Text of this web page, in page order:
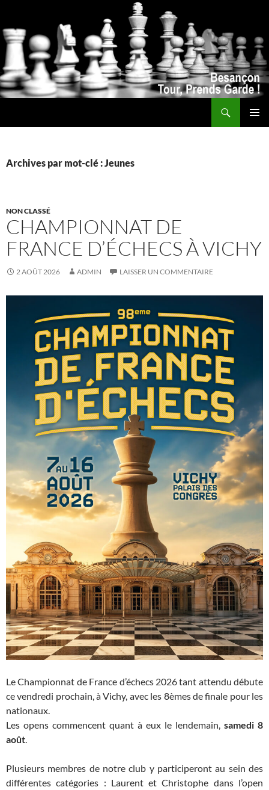
Archives par mot-clé : Jeunes
NON CLASSÉ
CHAMPIONNAT DE
FRANCE D’ÉCHECS À VICHY
2 AOÛT 2026 ADMIN LAISSER UN COMMENTAIRE
Le Championnat de France d’échecs 2026 tant attendu débute
ce vendredi prochain, à Vichy, avec les 8èmes de finale pour les
nationaux.
Les opens commencent quant à eux le lendemain, samedi 8
août
Plusieurs membres de notre club y participeront au sein des
différentes catégories : Laurent et Christophe dans l’open